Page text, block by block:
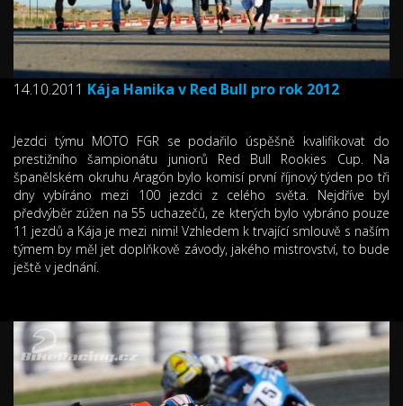
14.10.2011 Kája Hanika v Red Bull pro rok 2012
Jezdci týmu MOTO FGR se podařilo úspěšně kvalifikovat do
prestižního šampionátu juniorů Red Bull Rookies Cup. Na
španělském okruhu Aragón bylo komisí první říjnový týden po tři
dny vybíráno mezi 100 jezdci z celého světa. Nejdříve byl
předvýběr zúžen na 55 uchazečů, ze kterých bylo vybráno pouze
11 jezdů a Kája je mezi nimi! Vzhledem k trvající smlouvě s naším
týmem by měl jet doplňkově závody, jakého mistrovství, to bude
ještě v jednání.